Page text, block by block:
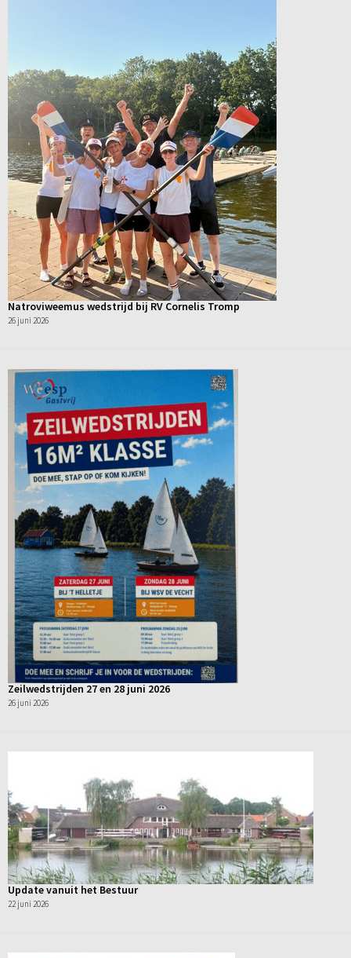
Natroviweemus wedstrijd bij RV Cornelis Tromp
26 juni 2026
Zeilwedstrijden 27 en 28 juni 2026
26 juni 2026
Update vanuit het Bestuur
22 juni 2026